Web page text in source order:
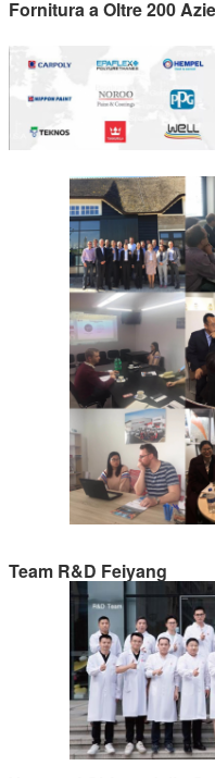
Fornitura a Oltre 200
Team R&D Feiyang